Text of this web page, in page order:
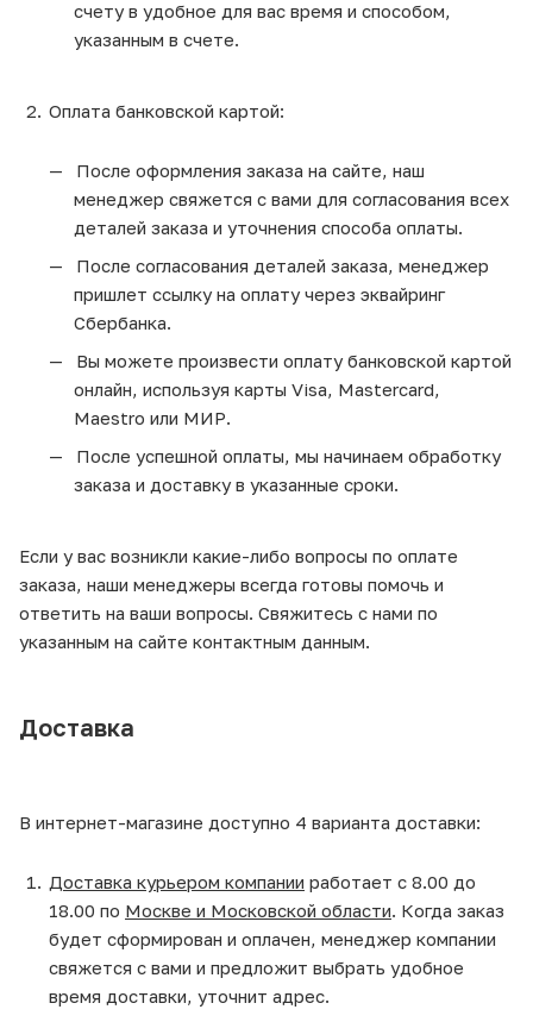
счету в удобное для вас время и способом,
указанным в счете.
Оплата банковской картой:
После оформления заказа на сайте, наш
менеджер свяжется с вами для согласования всех
деталей заказа и уточнения способа оплаты.
После согласования деталей заказа, менеджер
пришлет ссылку на оплату через эквайринг
Сбербанка.
Вы можете произвести оплату банковской картой
онлайн, используя карты Visa, Mastercard,
Maestro или МИР.
После успешной оплаты, мы начинаем обработку
заказа и доставку в указанные сроки.
Если у вас возникли какие-либо вопросы по оплате
заказа, наши менеджеры всегда готовы помочь и
ответить на ваши вопросы. Свяжитесь с нами по
указанным на сайте контактным данным.
Доставка
В интернет-магазине доступно 4 варианта доставки:
Доставка курьером компании работает с 8.00 до
18.00 по Москве и Московской области. Когда заказ
будет сформирован и оплачен, менеджер компании
свяжется с вами и предложит выбрать удобное
время доставки, уточнит адрес.